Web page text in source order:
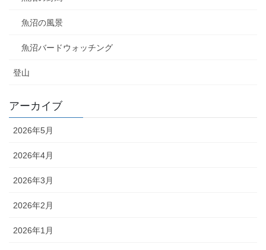
魚沼の風景
魚沼バードウォッチング
登山
アーカイブ
2026年5月
2026年4月
2026年3月
2026年2月
2026年1月